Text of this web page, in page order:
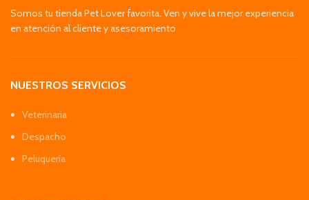
Somos tu tienda Pet Lover favorita. Ven y vive la mejor experiencia
en atención al cliente y asesoramiento
NUESTROS SERVICIOS
Veterinaria
Despacho
Peluquería